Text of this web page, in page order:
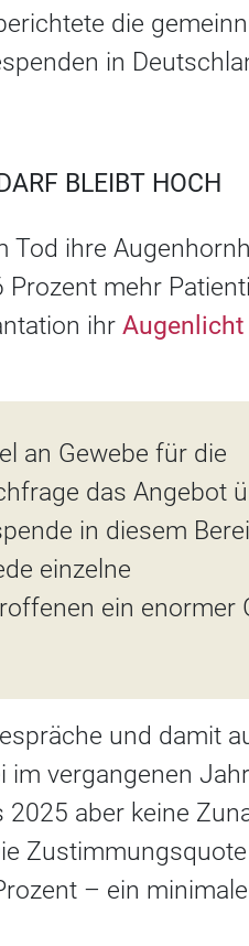
die
in
BLEIBT HOCH
Tod ihre
Prozent mehr
ihr Augenlicht
an Gewebe für die
das Angebot
in diesem
einzelne
ein enormer
und damit
im vergangenen
aber keine
– ein